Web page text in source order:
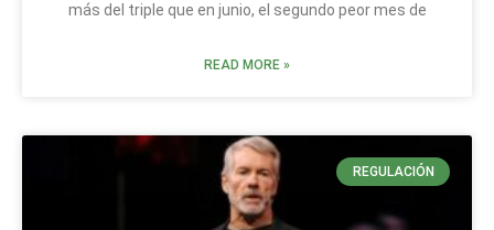
más del triple que en junio, el segundo peor mes de
READ MORE »
REGULACIÓN